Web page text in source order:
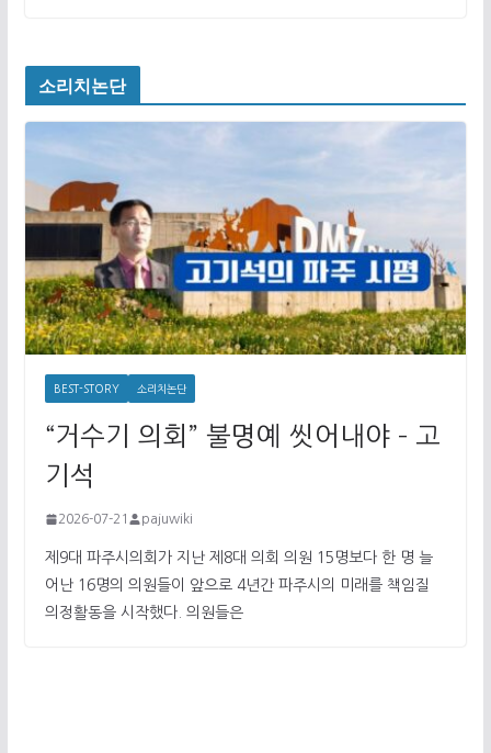
소리치논단
BEST-STORY 소리치논단
“거수기 의회” 불명예 씻어내야 – 고
기석
2026-07-21 pajuwiki
제9대 파주시의회가 지난 제8대 의회 의원 15명보다 한 명 늘
어난 16명의 의원들이 앞으로 4년간 파주시의 미래를 책임질
의정활동을 시작했다. 의원들은